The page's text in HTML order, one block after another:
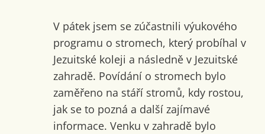
V pátek jsem se zúčastnili výukového
programu o stromech, který probíhal v
Jezuitské koleji a následně v Jezuitské
zahradě. Povídání o stromech bylo
zaměřeno na stáří stromů, kdy rostou,
jak se to pozná a další zajímavé
informace. Venku v zahradě bylo